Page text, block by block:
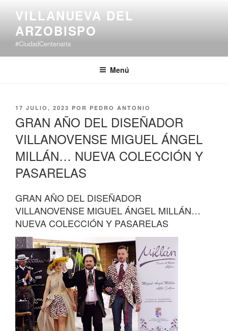
contenido
VILLANUEVA DEL
ARZOBISPO
#CiudadCentenaria
Menú
PUBLICADO
17 JULIO, 2023 POR PEDRO ANTONIO
GRAN AÑO DEL DISEÑADOR
VILLANOVENSE MIGUEL ÁNGEL
MILLÁN… NUEVA COLECCIÓN Y
PASARELAS
GRAN AÑO DEL DISEÑADOR
VILLANOVENSE MIGUEL ÁNGEL MILLÁN…
NUEVA COLECCIÓN Y PASARELAS